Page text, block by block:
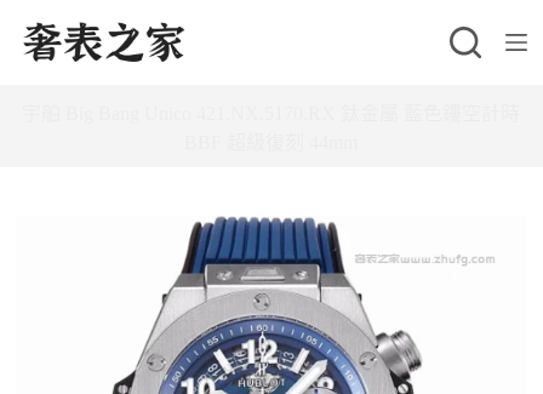
跳
至